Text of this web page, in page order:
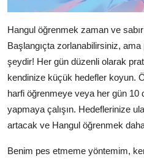
Hangul öğrenmek zaman ve
Başlangıçta zorlanabilirsiniz,
şeydir! Her gün düzenli olarak
kendinize küçük hedefler koyun.
harfi öğrenmeye veya her gün 10
yapmaya çalışın. Hedeflerinize
artacak ve Hangul öğrenmek
Benim pes etmeme yöntemim,